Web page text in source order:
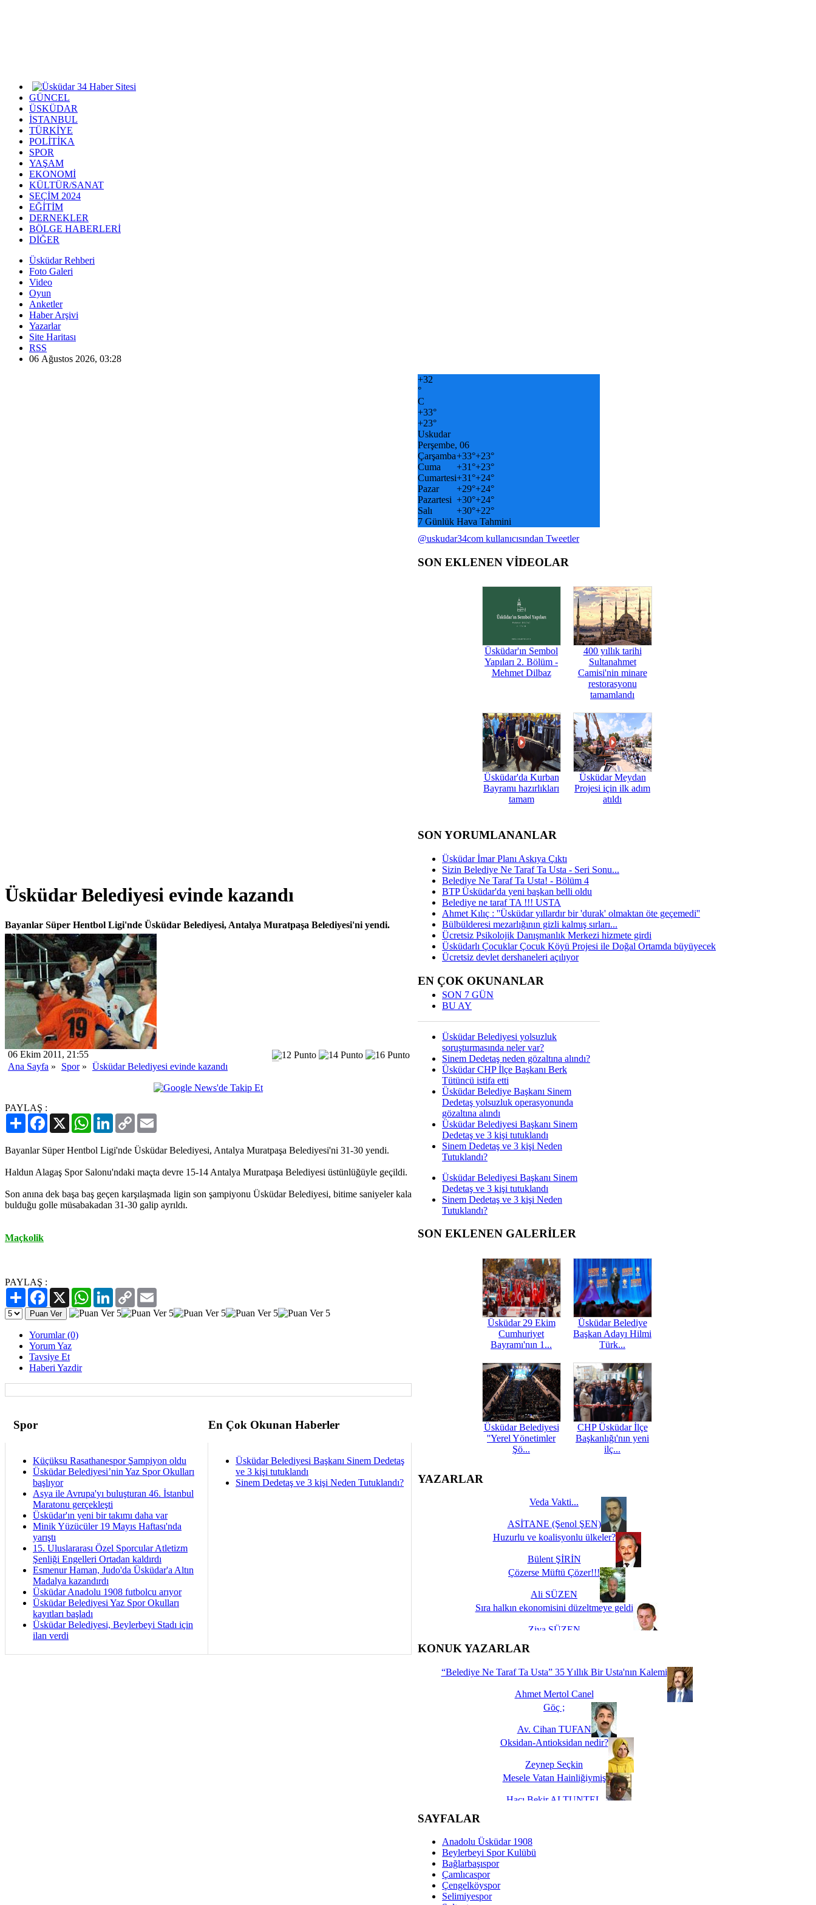
GÜNCEL
ÜSKÜDAR
İSTANBUL
TÜRKİYE
POLİTİKA
SPOR
YAŞAM
EKONOMİ
KÜLTÜR/SANAT
SEÇİM 2024
EĞİTİM
DERNEKLER
BÖLGE HABERLERİ
DİĞER
Üsküdar Rehberi
Foto Galeri
Video
Oyun
Anketler
Haber Arşivi
Yazarlar
Site Haritası
RSS
06 Ağustos 2026, 03:28
Üsküdar Belediyesi evinde kazandı
Bayanlar Süper Hentbol Ligi'nde Üsküdar Belediyesi, Antalya Muratpaşa Belediyesi'ni yendi.
06 Ekim 2011, 21:55
Ana Sayfa » Spor» Üsküdar Belediyesi evinde kazandı
PAYLAŞ :
PaylaşFacebook
X WhatsAppLinkedIn
Copy
Link
Bayanlar Süper Hentbol Ligi'nde Üsküdar Belediyesi, Antalya Muratpaşa Belediyesi'ni 31-30 yendi.
Haldun Alagaş Spor Salonu'ndaki maçta devre 15-14 Antalya Muratpaşa Belediyesi üstünlüğüyle geçildi.
Son anına dek başa baş geçen karşılaşmada ligin son şampiyonu Üsküdar Belediyesi, bitime saniyeler kala
bulduğu golle müsabakadan 31-30 galip ayrıldı.
Maçkolik
PAYLAŞ :
PaylaşFacebook
X WhatsAppLinkedIn
Copy
Link
Yorumlar (0)
Yorum Yaz
Tavsiye Et
Haberi Yazdir
Spor En Çok Okunan Haberler
Küçüksu Rasathanespor Şampiyon oldu
Üsküdar Belediyesi’nin Yaz Spor Okulları
başlıyor
Asya ile Avrupa'yı buluşturan 46. İstanbul
Maratonu gerçekleşti
Üsküdar'ın yeni bir takımı daha var
Minik Yüzücüler 19 Mayıs Haftası'nda
yarıştı
15. Uluslararası Özel Sporcular Atletizm
Şenliği Engelleri Ortadan kaldırdı
Esmenur Haman, Judo'da Üsküdar'a Altın
Madalya kazandırdı
Üsküdar Anadolu 1908 futbolcu arıyor
Üsküdar Belediyesi Yaz Spor Okulları
kayıtları başladı
Üsküdar Belediyesi, Beylerbeyi Stadı için
ilan verdi
Üsküdar Belediyesi Başkanı Sinem Dedetaş
ve 3 kişi tutuklandı
Sinem Dedetaş ve 3 kişi Neden Tutuklandı?
+32
°
C
+33°
+23°
Uskudar
Perşembe, 06
Çarşamba+33°+23°
Cuma
+31°+23°
Cumartesi+31°+24°
Pazar
+29°+24°
Pazartesi +30°+24°
Salı
+30°+22°
7 Günlük Hava Tahmini
@uskudar34com kullanıcısından Tweetler
SON EKLENEN VİDEOLAR
Üsküdar'ın Sembol
Yapıları 2. Bölüm -
Mehmet Dilbaz
400 yıllık tarihi
Sultanahmet
Camisi'nin minare
restorasyonu
tamamlandı
Üsküdar'da Kurban
Bayramı hazırlıkları
tamam
Üsküdar Meydan
Projesi için ilk adım
atıldı
SON YORUMLANANLAR
Üsküdar İmar Planı Askıya Çıktı
Sizin Belediye Ne Taraf Ta Usta - Seri Sonu...
Belediye Ne Taraf Ta Usta! - Bölüm 4
BTP Üsküdar'da yeni başkan belli oldu
Belediye ne taraf TA !!! USTA
Ahmet Kılıç : ''Üsküdar yıllardır bir 'durak' olmaktan öte geçemedi''
Bülbülderesi mezarlığının gizli kalmış sırları...
Ücretsiz Psikolojik Danışmanlık Merkezi hizmete girdi
Üsküdarlı Çocuklar Çocuk Köyü Projesi ile Doğal Ortamda büyüyecek
Ücretsiz devlet dershaneleri açılıyor
EN ÇOK OKUNANLAR
SON 7 GÜN
BU AY
Üsküdar Belediyesi yolsuzluk
soruşturmasında neler var?
Sinem Dedetaş neden gözaltına alındı?
Üsküdar CHP İlçe Başkanı Berk
Tütüncü istifa etti
Üsküdar Belediye Başkanı Sinem
Dedetaş yolsuzluk operasyonunda
gözaltına alındı
Üsküdar Belediyesi Başkanı Sinem
Dedetaş ve 3 kişi tutuklandı
Sinem Dedetaş ve 3 kişi Neden
Tutuklandı?
Üsküdar Belediyesi Başkanı Sinem
Dedetaş ve 3 kişi tutuklandı
Sinem Dedetaş ve 3 kişi Neden
Tutuklandı?
SON EKLENEN GALERİLER
Üsküdar 29 Ekim
Cumhuriyet
Bayramı'nın 1...
Üsküdar Belediye
Başkan Adayı Hilmi
Türk...
Üsküdar Belediyesi
''Yerel Yönetimler
Şö...
CHP Üsküdar İlçe
Başkanlığı'nın yeni
ilç...
YAZARLAR
Veda Vakti...
ASİTANE (Şenol ŞEN)
Huzurlu ve koalisyonlu ülkeler?
Bülent ŞİRİN
Çözerse Müftü Çözer!!!
Ali SÜZEN
Sıra halkın ekonomisini düzeltmeye geldi
Ziya SÜZEN
İşte Biz buyuz...
KONUK YAZARLAR
“Belediye Ne Taraf Ta Usta” 35 Yıllık Bir Usta'nın Kalemi
Ahmet Mertol Canel
Göç ;
Av. Cihan TUFAN
Oksidan-Antioksidan nedir?
Zeynep Seçkin
Mesele Vatan Hainliğiymiş
Hacı Bekir ALTUNTEL
Dünya Fani, Ama Kısa Bir Süre De Olsa Burdayız
Hukukun Adaleti Kalmadı Üstadım!
SAYFALAR
Anadolu Üsküdar 1908
Beylerbeyi Spor Kulübü
Bağlarbaşıspor
Çamlıcaspor
Çengelköyspor
Selimiyespor